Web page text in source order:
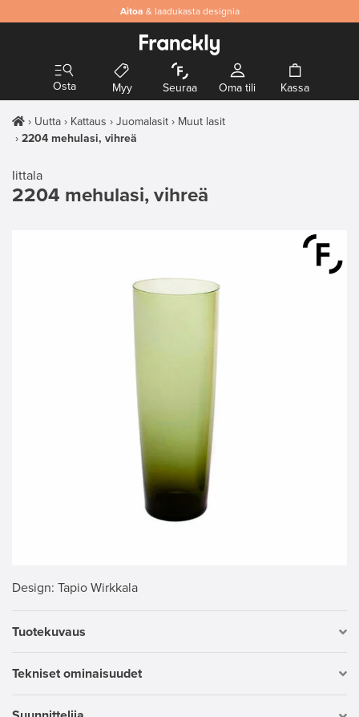
Aitoa & laadukasta designia
Osta Myy Seuraa Oma tili Kassa
Uutta Kattaus Juomalasit
Muut lasit
2204 mehulasi, vihreä
Iittala
2204 mehulasi, vihreä
Design: Tapio Wirkkala
Tuotekuvaus
Tekniset ominaisuudet